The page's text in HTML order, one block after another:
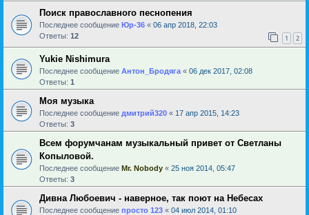
Поиск православного песнопения
Последнее сообщение Юр-36 « 06 апр 2018, 22:03
Ответы: 12 1 2
Yukie Nishimura
Последнее сообщение Антон_Бродяга « 06 дек 2017, 02:08
Ответы: 1
Моя музыка
Последнее сообщение дмитрий320 « 17 апр 2015, 14:23
Ответы: 3
Всем форумчанам музыкальный привет от Светланы
Копыловой.
Последнее сообщение Mr. Nobody « 25 ноя 2014, 05:47
Ответы: 3
Дивна Любоевич - наверное, так поют на Небесах
Последнее сообщение просто 123 « 04 июл 2014, 01:10